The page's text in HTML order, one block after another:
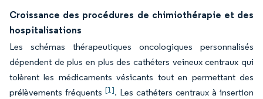
Croissance des procédures de chimiothérapie et des
hospitalisations
Les schémas thérapeutiques oncologiques personnalisés
dépendent de plus en plus des cathéters veineux centraux qui
tolèrent les médicaments vésicants tout en permettant des
prélèvements fréquents [1]. Les cathéters centraux à insertion